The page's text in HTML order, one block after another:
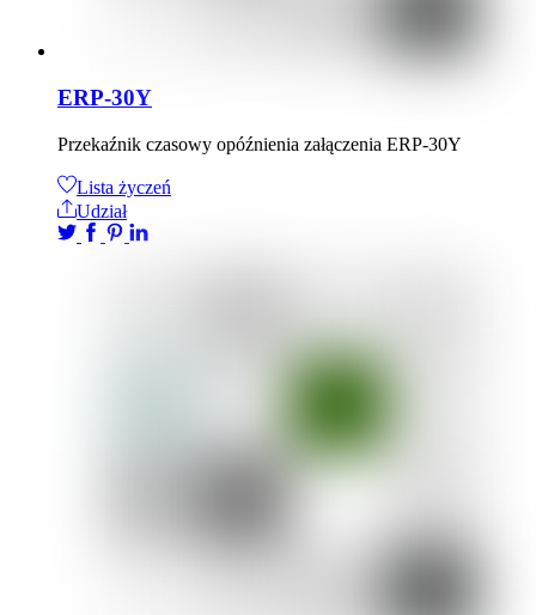
ERP-30Y
Przekaźnik czasowy opóźnienia załączenia ERP-30Y
Lista życzeń
Udział